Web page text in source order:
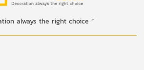
always the right choice “